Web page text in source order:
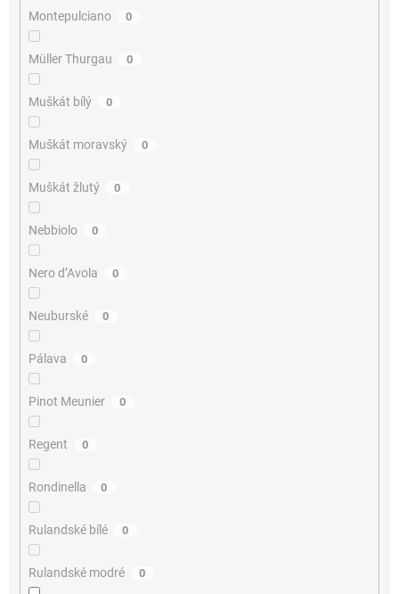
Montepulciano 0
Müller Thurgau 0
Muškát bílý 0
Muškát moravský 0
Muškát žlutý 0
Nebbiolo 0
Nero d’Avola 0
Neuburské 0
Pálava 0
Pinot Meunier 0
Regent 0
Rondinella 0
Rulandské bílé 0
Rulandské modré 0